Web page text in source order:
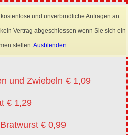
und unverbindliche Anfragen an
Vertrag abgeschlossen wenn Sie sich ein
stellen.Ausblenden
in Scheiben oder Streifen
und Zwiebeln € 1,09
€ 1,29
€ 0,99
×